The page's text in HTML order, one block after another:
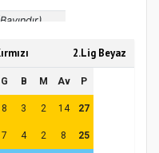
ve Gençlik Konferansı
2.Lig Beyaz
G B M Av P
8 3 2 14 27
7 4 2 8 25